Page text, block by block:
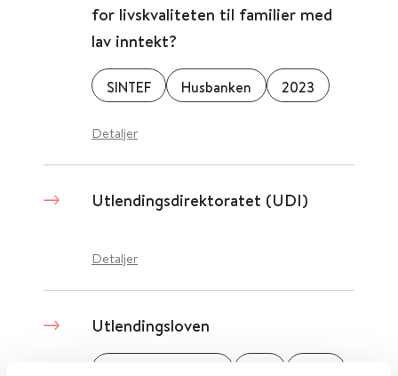
for livskvaliteten til familier med
lav inntekt?
SINTEF Husbanken 2023
Detaljer
Utlendingsdirektoratet (UDI)
Detaljer
Utlendingsloven